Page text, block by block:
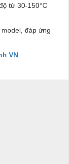
từ 30-150°C
đáp ứng
VN